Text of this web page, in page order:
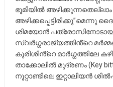
ഭൂമിയില്‍
ശിമയോന്‍
സ്വര്‍ഗ്ഗരാജ്യത്തിൻ്റെ
കുരിശിൻ്റെ മാർഗ്ഗത്തിലേ
താക്കോലില്‍ മുദ്രണം (Key
നൂറ്റാണ്ടിലെ ഇറ്റാലിയന്‍